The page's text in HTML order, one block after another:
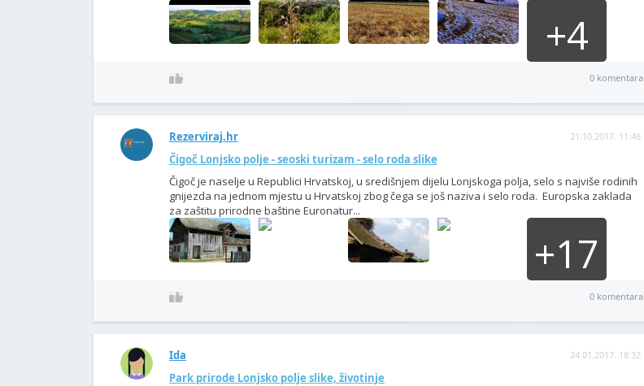
+4
0 komentara
Rezerviraj.hr 21.10.2017. 11:48
Čigoč Lonjsko polje - seoski turizam - selo roda slike
Čigoč je naselje u Republici Hrvatskoj, u središnjem dijelu Lonjskoga polja, selo s najviše rodinih
gnijezda na jednom mjestu u Hrvatskoj zbog čega se još naziva i selo roda. Europska zaklada
za zaštitu prirodne baštine Euronatur...
+17
0 komentara
Ida 24.01.2017. 18:32
Park prirode Lonjsko polje slike, životinje